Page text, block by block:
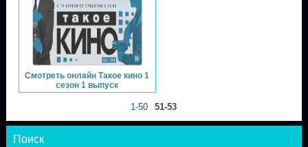
Смотреть онлайн Такое кино 1
сезон 1 выпуск
1-50 51-53
Поиск